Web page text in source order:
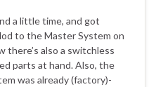
a little time, and got
to the Master System on
there’s also a switchless
parts at hand. Also, the
was already (factory)-